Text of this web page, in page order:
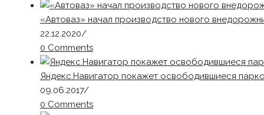
«Автоваз» начал производство нового
22.12.2020/
0 Comments
Яндекс.Навигатор покажет освободившиеся
09.06.2017/
0 Comments